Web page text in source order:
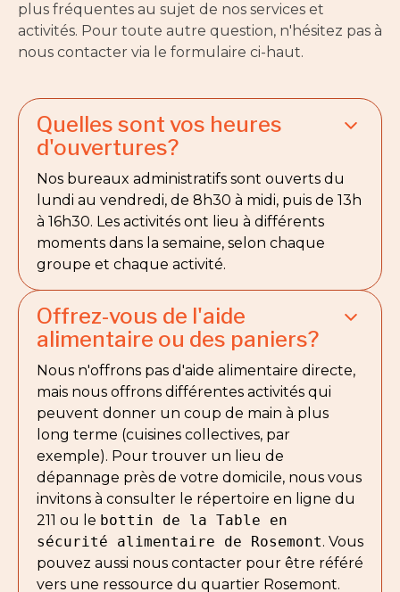
plus fréquentes au sujet de nos services et
activités. Pour toute autre question, n'hésitez pas à
nous contacter via le formulaire ci-haut.
Quelles sont vos heures
d'ouvertures?
Nos bureaux administratifs sont ouverts du
lundi au vendredi, de 8h30 à midi, puis de 13h
à 16h30. Les activités ont lieu à différents
moments dans la semaine, selon chaque
groupe et chaque activité.
Offrez-vous de l'aide
alimentaire ou des paniers?
Nous n'offrons pas d'aide alimentaire directe,
mais nous offrons différentes activités qui
peuvent donner un coup de main à plus
long terme (cuisines collectives, par
exemple). Pour trouver un lieu de
dépannage près de votre domicile, nous vous
invitons à consulter le répertoire en ligne du
211 ou le bottin de la Table en
sécurité alimentaire de Rosemont. Vous
pouvez aussi nous contacter pour être référé
vers une ressource du quartier Rosemont.